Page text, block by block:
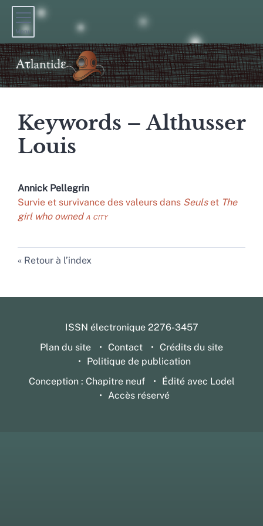
Menu
Keywords – Althusser
Louis
Annick Pellegrin
Survie et survivance des valeurs dans Seulset The
girl who owneda city
Retour à l’index
ISSN électronique 2276-3457
Plan du site
Contact
Crédits du site
Politique de publication
Conception : Chapitre neuf
Édité avec Lodel
Accès réservé